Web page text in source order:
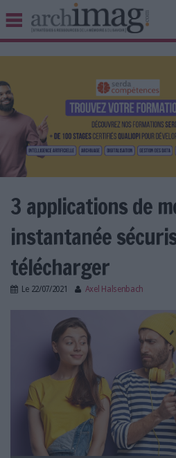
BIBLIOTHÈQUE ÉDITION
UNIVERS DATA
TRAVAIL COLLABORATIF
VIE NUMÉRIQUE
NUMÉRIQUE RESPONSABLE
LES DOSSIERS
LES NEWSLETTERS
LE MAGAZINE
LES BASES DE DONNÉES
L'ESPACE EMPLOI
L'AGENDA
L'ANNUAIRE DES ACTEURS
LES LIVRES BLANCS
LES SUPPLÉMENTS
3 applications de
instantanée
télécharger
Le 22/07/2021 Axel Halsenbach
applications-messagerie-
securisees.jpg